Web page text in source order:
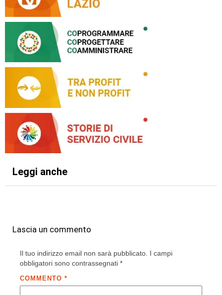
Leggi anche
Lascia un commento
Il tuo indirizzo email non sarà pubblicato. I campi
obbligatori sono contrassegnati *
COMMENTO *